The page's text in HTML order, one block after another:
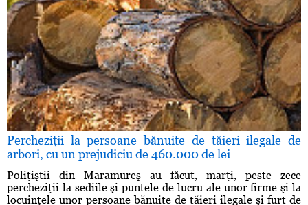
Percheziţii la persoane bănuite de tăieri ilegale de
arbori, cu un prejudiciu de 460.000 de lei
Poliţiştii din Maramureş au făcut, marţi, peste zece
percheziţii la sediile şi puntele de lucru ale unor firme şi la
locuinţele unor persoane bănuite de tăieri ilegale şi furt de